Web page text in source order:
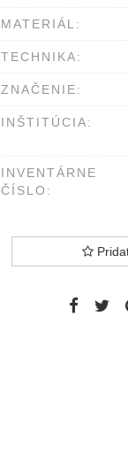
MATERIÁL:
TECHNIKA:
ZNAČENIE:
INŠTITÚCIA:
INVENTÁRNE
ČÍSLO: